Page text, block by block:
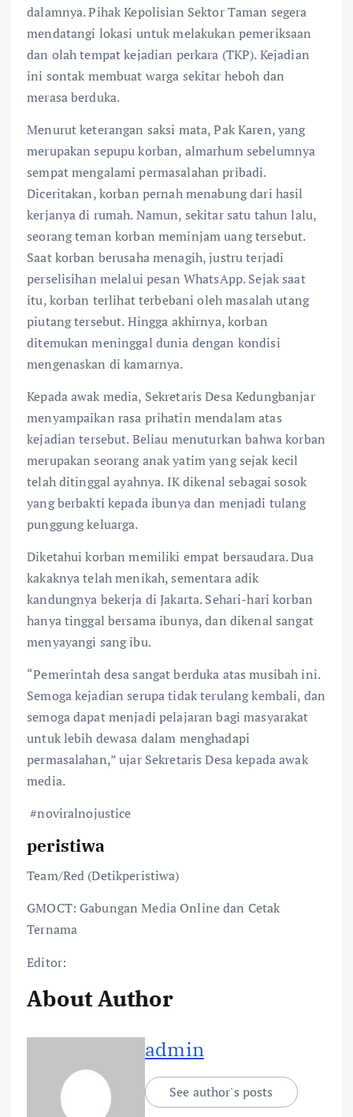
dalamnya. Pihak Kepolisian Sektor Taman segera
mendatangi lokasi untuk melakukan pemeriksaan
dan olah tempat kejadian perkara (TKP). Kejadian
ini sontak membuat warga sekitar heboh dan
merasa berduka.
Menurut keterangan saksi mata, Pak Karen, yang
merupakan sepupu korban, almarhum sebelumnya
sempat mengalami permasalahan pribadi.
Diceritakan, korban pernah menabung dari hasil
kerjanya di rumah. Namun, sekitar satu tahun lalu,
seorang teman korban meminjam uang tersebut.
Saat korban berusaha menagih, justru terjadi
perselisihan melalui pesan WhatsApp. Sejak saat
itu, korban terlihat terbebani oleh masalah utang
piutang tersebut. Hingga akhirnya, korban
ditemukan meninggal dunia dengan kondisi
mengenaskan di kamarnya.
Kepada awak media, Sekretaris Desa Kedungbanjar
menyampaikan rasa prihatin mendalam atas
kejadian tersebut. Beliau menuturkan bahwa korban
merupakan seorang anak yatim yang sejak kecil
telah ditinggal ayahnya. IK dikenal sebagai sosok
yang berbakti kepada ibunya dan menjadi tulang
punggung keluarga.
Diketahui korban memiliki empat bersaudara. Dua
kakaknya telah menikah, sementara adik
kandungnya bekerja di Jakarta. Sehari-hari korban
hanya tinggal bersama ibunya, dan dikenal sangat
menyayangi sang ibu.
“Pemerintah desa sangat berduka atas musibah ini.
Semoga kejadian serupa tidak terulang kembali, dan
semoga dapat menjadi pelajaran bagi masyarakat
untuk lebih dewasa dalam menghadapi
permasalahan,” ujar Sekretaris Desa kepada awak
media.
#noviralnojustice
peristiwa
Team/Red (Detikperistiwa)
GMOCT: Gabungan Media Online dan Cetak
Ternama
Editor:
About Author
admin
See author's posts